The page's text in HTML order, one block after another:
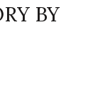
BY